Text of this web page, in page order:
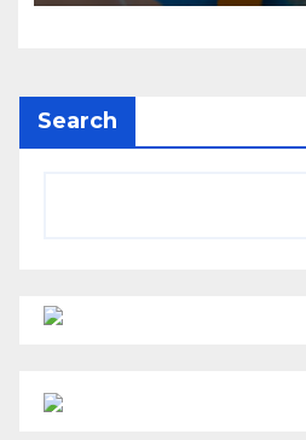
Search